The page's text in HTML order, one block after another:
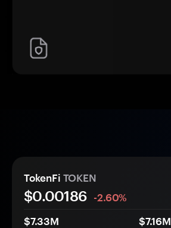
TokenFi TOKEN
$0.00186
-2.60%
$7.33M
$7.16M